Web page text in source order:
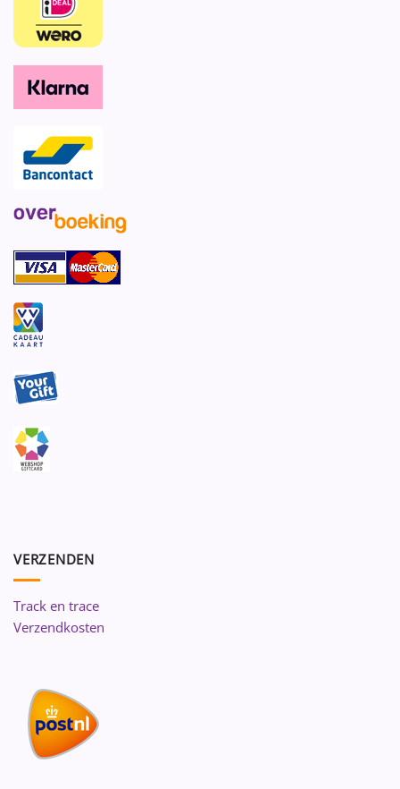
VERZENDEN
Track en trace
Verzendkosten